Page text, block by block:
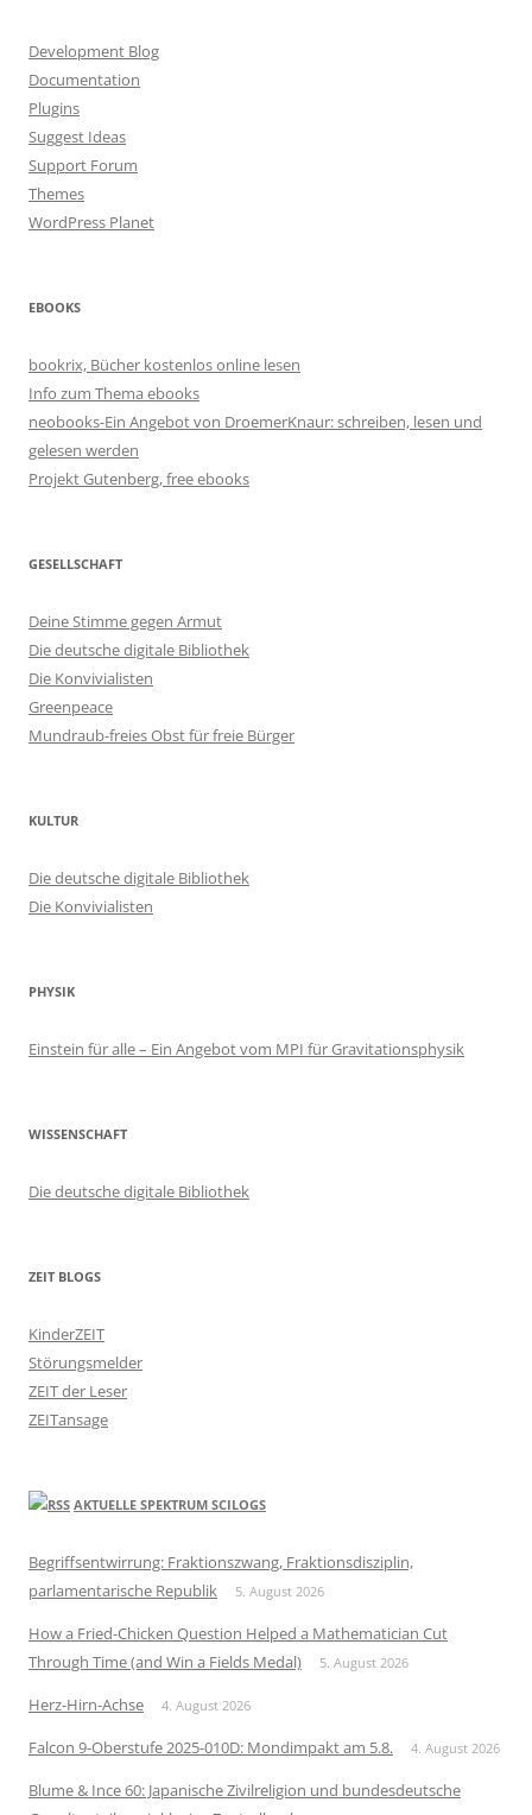
Development Blog
Documentation
Plugins
Suggest Ideas
Support Forum
Themes
WordPress Planet
EBOOKS
bookrix, Bücher kostenlos online lesen
Info zum Thema ebooks
neobooks-Ein Angebot von DroemerKnaur: schreiben, lesen und
gelesen werden
Projekt Gutenberg, free ebooks
GESELLSCHAFT
Deine Stimme gegen Armut
Die deutsche digitale Bibliothek
Die Konvivialisten
Greenpeace
Mundraub-freies Obst für freie Bürger
KULTUR
Die deutsche digitale Bibliothek
Die Konvivialisten
PHYSIK
Einstein für alle – Ein Angebot vom MPI für Gravitationsphysik
WISSENSCHAFT
Die deutsche digitale Bibliothek
ZEIT BLOGS
KinderZEIT
Störungsmelder
ZEIT der Leser
ZEITansage
AKTUELLE SPEKTRUM SCILOGS
Begriffsentwirrung: Fraktionszwang, Fraktionsdisziplin,
parlamentarische Republik
5. August 2026
How a Fried-Chicken Question Helped a Mathematician Cut
Through Time (and Win a Fields Medal)
5. August 2026
Herz-Hirn-Achse 4. August 2026
Falcon 9-Oberstufe 2025-010D: Mondimpakt am 5.8. 4. August 2026
Blume & Ince 60: Japanische Zivilreligion und bundesdeutsche